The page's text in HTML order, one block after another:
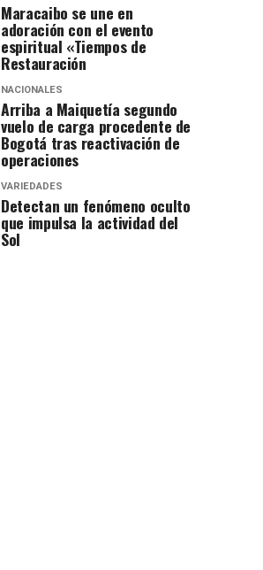
Maracaibo se une en
adoración con el evento
espiritual «Tiempos de
Restauración
NACIONALES
Arriba a Maiquetía segundo
vuelo de carga procedente de
Bogotá tras reactivación de
operaciones
VARIEDADES
Detectan un fenómeno oculto
que impulsa la actividad del
Sol